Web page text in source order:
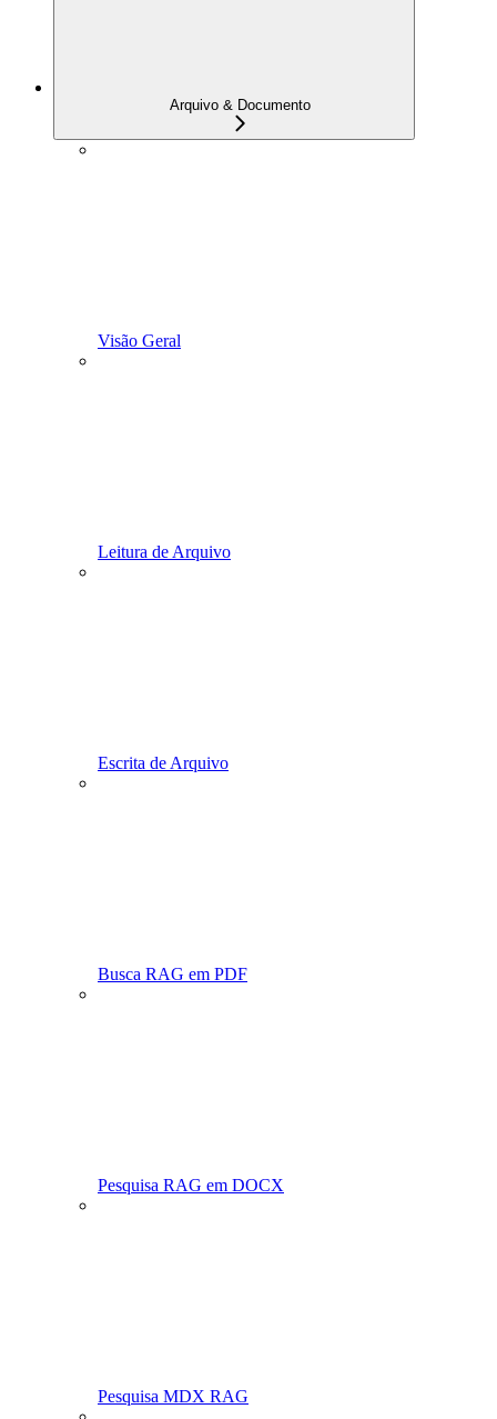
Arquivo & Documento
Visão Geral
Leitura de Arquivo
Escrita de Arquivo
Busca RAG em PDF
Pesquisa RAG em DOCX
Pesquisa MDX RAG